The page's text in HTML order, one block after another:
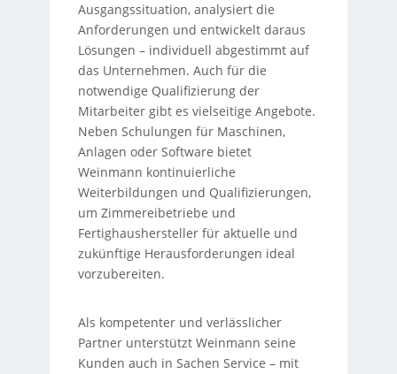
Ausgangssituation, analysiert die
Anforderungen und entwickelt daraus
Lösungen – individuell abgestimmt auf
das Unternehmen. Auch für die
notwendige Qualifizierung der
Mitarbeiter gibt es vielseitige Angebote.
Neben Schulungen für Maschinen,
Anlagen oder Software bietet
Weinmann kontinuierliche
Weiterbildungen und Qualifizierungen,
um Zimmereibetriebe und
Fertighaushersteller für aktuelle und
zukünftige Herausforderungen ideal
vorzubereiten.
Als kompetenter und verlässlicher
Partner unterstützt Weinmann seine
Kunden auch in Sachen Service – mit